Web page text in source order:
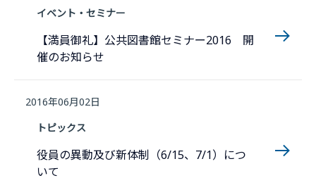
イベント・セミナー
【満員御礼】公共図書館セミナー2016 開
催のお知らせ
2016年06月02日
トピックス
役員の異動及び新体制（6/15、7/1）につ
いて